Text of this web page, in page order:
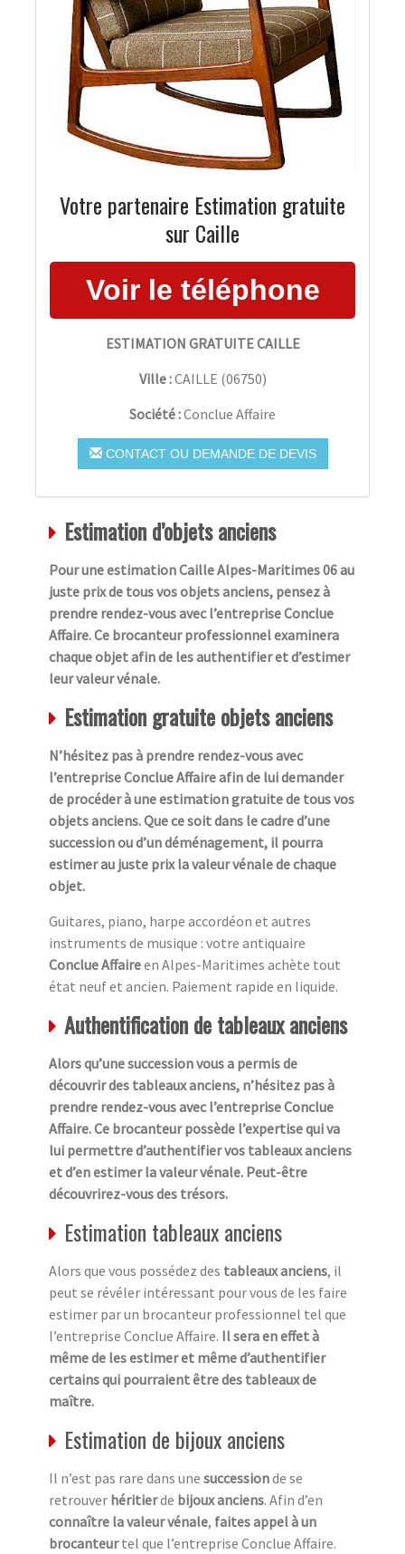
Votre partenaire Estimation gratuite
sur Caille
ESTIMATION GRATUITE CAILLE
Ville :CAILLE (06750)
Société :Conclue Affaire
CONTACT OU DEMANDE DE DEVIS
Estimation d’objets anciens
Pour une estimation Caille Alpes-Maritimes 06 au
juste prix de tous vos objets anciens, pensez à
prendre rendez-vous avec l’entreprise Conclue
Affaire. Ce brocanteur professionnel examinera
chaque objet afin de les authentifier et d’estimer
leur valeur vénale.
Estimation gratuite objets anciens
N’hésitez pas à prendre rendez-vous avec
l’entreprise Conclue Affaire afin de lui demander
de procéder à une estimation gratuite de tous vos
objets anciens. Que ce soit dans le cadre d’une
succession ou d’un déménagement, il pourra
estimer au juste prix la valeur vénale de chaque
objet.
Guitares, piano, harpe accordéon et autres
instruments de musique : votre antiquaire
Conclue Affaireen Alpes-Maritimes achète tout
état neuf et ancien. Paiement rapide en liquide.
Authentification de tableaux anciens
Alors qu’une succession vous a permis de
découvrir des tableaux anciens, n’hésitez pas à
prendre rendez-vous avec l’entreprise Conclue
Affaire. Ce brocanteur possède l’expertise qui va
lui permettre d’authentifier vos tableaux anciens
et d’en estimer la valeur vénale. Peut-être
découvrirez-vous des trésors.
Estimation tableaux anciens
Alors que vous possédez des tableaux anciens, il
peut se révéler intéressant pour vous de les faire
estimer par un brocanteur professionnel tel que
l’entreprise Conclue Affaire. Il sera en effet à
même de les estimer et même d’authentifier
certains qui pourraient être des tableaux de
maître.
Estimation de bijoux anciens
Il n’est pas rare dans une successionde se
retrouver héritierde bijoux anciens. Afin d’en
connaître la valeur vénale, faites appel à un
brocanteurtel que l’entreprise Conclue Affaire.